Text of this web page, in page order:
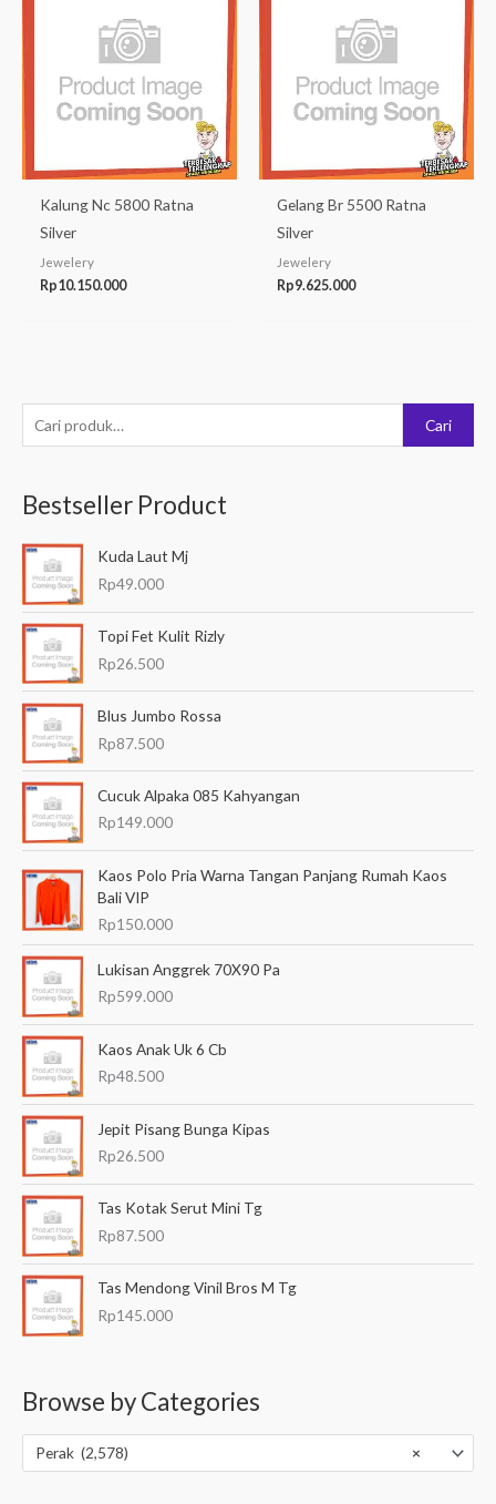
e
c
a
u
n
u
Cari
Bestseller Product
Kuda Laut Mj
Rp49.000
Topi Fet Kulit Rizly
Rp26.500
Blus Jumbo Rossa
Rp87.500
Cucuk Alpaka 085 Kahyangan
Rp149.000
Kaos Polo Pria Warna Tangan Panjang Rumah Kaos
Bali VIP
Rp150.000
Lukisan Anggrek 70X90 Pa
Rp599.000
Kaos Anak Uk 6 Cb
Rp48.500
Jepit Pisang Bunga Kipas
Rp26.500
Tas Kotak Serut Mini Tg
Rp87.500
Tas Mendong Vinil Bros M Tg
Rp145.000
Browse by Categories
×
Perak (2,578)
Kalung Nc 5800 Ratna
Silver
Jewelery
Rp10.150.000
Gelang Br 5500 Ratna
Silver
Jewelery
Rp9.625.000